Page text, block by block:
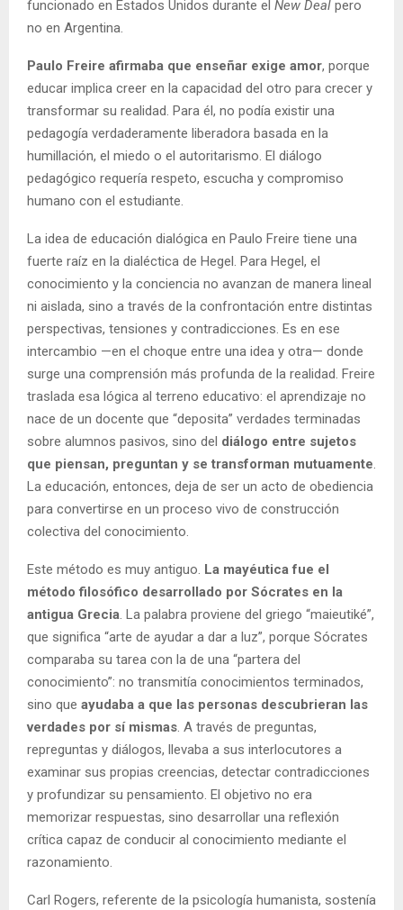
funcionado en Estados Unidos durante el New Deal pero
no en Argentina.
Paulo Freire afirmaba que enseñar exige amor, porque
educar implica creer en la capacidad del otro para crecer y
transformar su realidad. Para él, no podía existir una
pedagogía verdaderamente liberadora basada en la
humillación, el miedo o el autoritarismo. El diálogo
pedagógico requería respeto, escucha y compromiso
humano con el estudiante.
La idea de educación dialógica en Paulo Freire tiene una
fuerte raíz en la dialéctica de Hegel. Para Hegel, el
conocimiento y la conciencia no avanzan de manera lineal
ni aislada, sino a través de la confrontación entre distintas
perspectivas, tensiones y contradicciones. Es en ese
intercambio —en el choque entre una idea y otra— donde
surge una comprensión más profunda de la realidad. Freire
traslada esa lógica al terreno educativo: el aprendizaje no
nace de un docente que “deposita” verdades terminadas
sobre alumnos pasivos, sino del diálogo entre sujetos
que piensan, preguntan y se transforman mutuamente.
La educación, entonces, deja de ser un acto de obediencia
para convertirse en un proceso vivo de construcción
colectiva del conocimiento.
Este método es muy antiguo. La mayéutica fue el
método filosófico desarrollado por Sócrates en la
antigua Grecia. La palabra proviene del griego “maieutiké”,
que significa “arte de ayudar a dar a luz”, porque Sócrates
comparaba su tarea con la de una “partera del
conocimiento”: no transmitía conocimientos terminados,
sino que ayudaba a que las personas descubrieran las
verdades por sí mismas. A través de preguntas,
repreguntas y diálogos, llevaba a sus interlocutores a
examinar sus propias creencias, detectar contradicciones
y profundizar su pensamiento. El objetivo no era
memorizar respuestas, sino desarrollar una reflexión
crítica capaz de conducir al conocimiento mediante el
razonamiento.
Carl Rogers, referente de la psicología humanista, sostenía